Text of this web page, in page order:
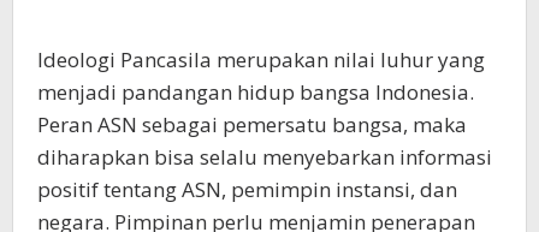
Ideologi Pancasila merupakan nilai luhur yang
menjadi pandangan hidup bangsa Indonesia.
Peran ASN sebagai pemersatu bangsa, maka
diharapkan bisa selalu menyebarkan informasi
positif tentang ASN, pemimpin instansi, dan
negara. Pimpinan perlu menjamin penerapan